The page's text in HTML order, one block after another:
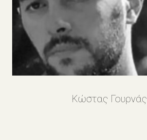
Κώστας Γουρνάς